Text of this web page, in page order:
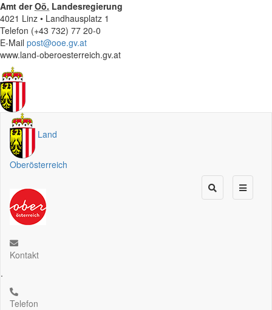
Amt derOö. Landesregierung
4021 Linz • Landhausplatz 1
Telefon (+43 732) 77 20-0
E-Mail post@ooe.gv.at
www.land-oberoesterreich.gv.at
Land
Oberösterreich
Kontakt
.
Telefon